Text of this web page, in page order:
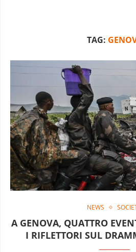
TAG:
NEWS
A GENOVA, QUATTRO
I RIFLETTORI SUL